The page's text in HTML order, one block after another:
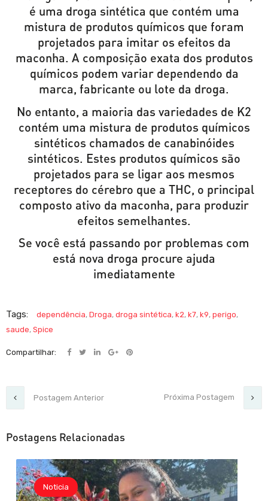
é uma droga sintética que contém uma
mistura de produtos químicos que foram
projetados para imitar os efeitos da
maconha. A composição exata dos produtos
químicos podem variar dependendo da
marca, fabricante ou lote da droga.
No entanto, a maioria das variedades de K2
contém uma mistura de produtos químicos
sintéticos chamados de canabinóides
sintéticos. Estes produtos químicos são
projetados para se ligar aos mesmos
receptores do cérebro que a THC, o principal
composto ativo da maconha, para produzir
efeitos semelhantes.
Se você está passando por problemas com
está nova droga procure ajuda
imediatamente
Tags: dependência, Droga, droga sintética, k2, k7, k9, perigo,
saude, Spice
Compartilhar:
Postagem Anterior Próxima Postagem
Postagens Relacionadas
Noticia